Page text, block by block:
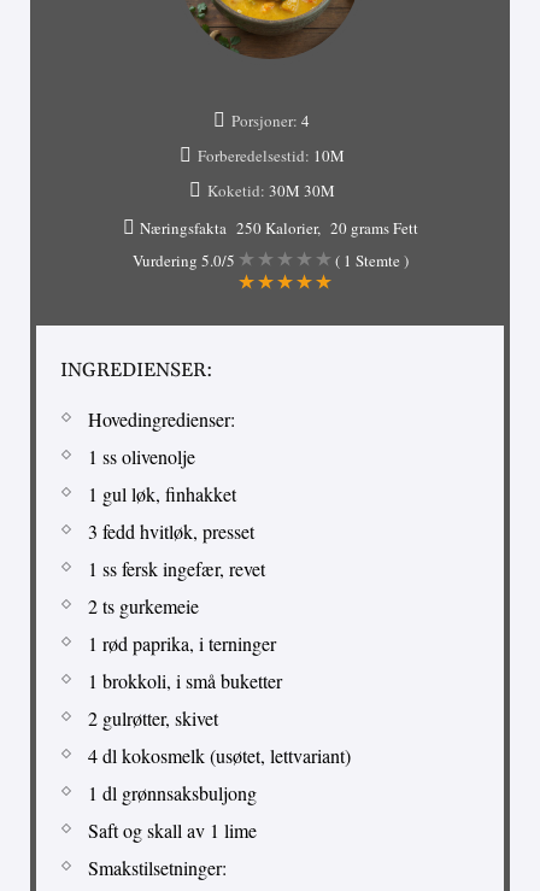
Porsjoner: 4
Forberedelsestid: 10M
Koketid: 30M 30M
Næringsfakta 250 Kalorier
20 grams Fett
Vurdering 5.0/5 ( 1 Stemte )
INGREDIENSER:
Hovedingredienser:
1 ss olivenolje
1 gul løk, finhakket
3 fedd hvitløk, presset
1 ss fersk ingefær, revet
2 ts gurkemeie
1 rød paprika, i terninger
1 brokkoli, i små buketter
2 gulrøtter, skivet
4 dl kokosmelk (usøtet, lettvariant)
1 dl grønnsaksbuljong
Saft og skall av 1 lime
Smakstilsetninger: